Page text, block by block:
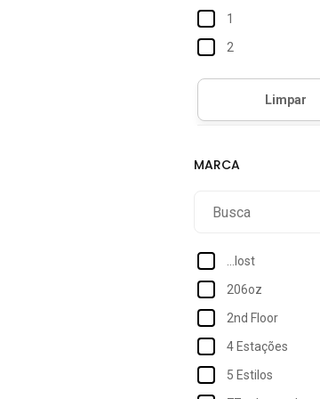
1
2
2 a 6
4
6-12M
...lost
206oz
2nd Floor
4 Estações
5 Estilos